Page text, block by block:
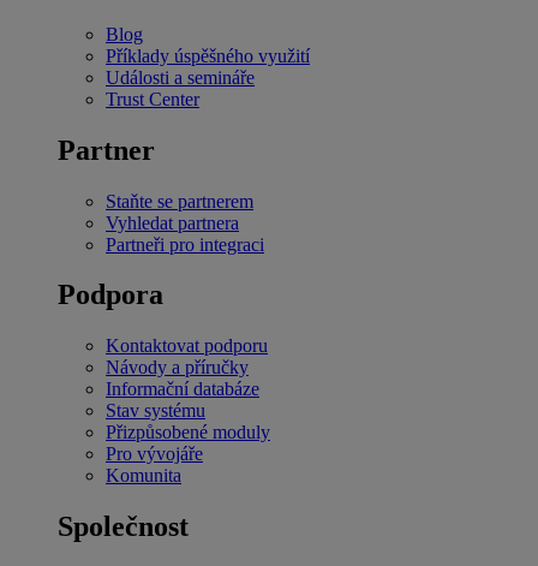
Blog
Příklady úspěšného využití
Události a semináře
Trust Center
Partner
Staňte se partnerem
Vyhledat partnera
Partneři pro integraci
Podpora
Kontaktovat podporu
Návody a příručky
Informační databáze
Stav systému
Přizpůsobené moduly
Pro vývojáře
Komunita
Společnost